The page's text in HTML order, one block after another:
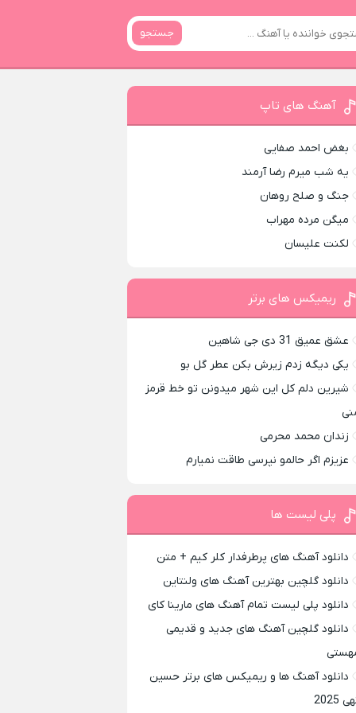
جستجو
آهنگ های تاپ
بغض احمد صفایی
یه شب میرم رضا آرمند
جنگ و صلح روهان
میگن مرده مهراب
لکنت علیسان
ریمیکس های برتر
عشق عمیق 31 دی جی شاهین
یکی دیگه زدم زیرش بکن عطر گل بو
شیرین دلم کل این شهر میدونن تو خط قرمز
زندان محمد محرمی
عزیزم اگر حالمو نپرسی طاقت نمیارم
پلی لیست ها
دانلود آهنگ های پرطرفدار کلر کیم + متن
دانلود گلچین بهترین آهنگ های ولنتاین
دانلود پلی لیست تمام آهنگ های مارینا کای
دانلود گلچین آهنگ های جدید و قدیمی
دانلود آهنگ ها و ریمیکس های برتر حسین
2025